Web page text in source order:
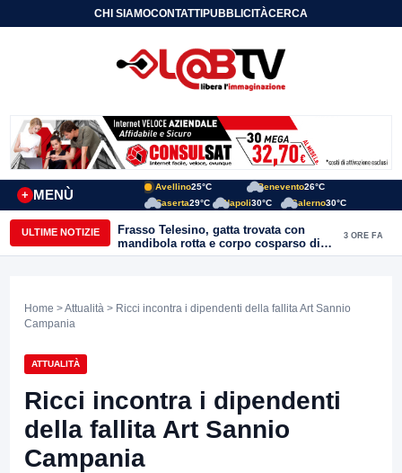
CHI SIAMOCONTATTIPUBBLICITÀCERCA
MENÙ
+
Avellino25°C Benevento26°C
Caserta29°C Napoli30°C Salerno30°C
ULTIME NOTIZIE
Frasso Telesino, gatta trovata con
mandibola rotta e corpo cosparso di
colla: “Atto di inaudita crudeltà”
3 ORE FA
Home >Attualità > Ricci incontra i dipendenti della fallita Art Sannio
Campania
ATTUALITÀ
Ricci incontra i dipendenti
della fallita Art Sannio
Campania